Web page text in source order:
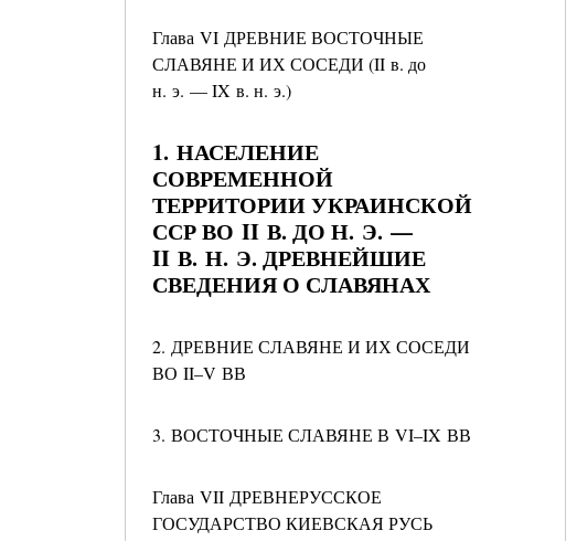
Глава VI ДРЕВНИЕ ВОСТОЧНЫЕ
СЛАВЯНЕ И ИХ СОСЕДИ (II в. до
н. э. — IX в. н. э.)
1. НАСЕЛЕНИЕ
СОВРЕМЕННОЙ
ТЕРРИТОРИИ УКРАИНСКОЙ
ССР ВО II В. ДО Н. Э. —
II В. Н. Э. ДРЕВНЕЙШИЕ
СВЕДЕНИЯ О СЛАВЯНАХ
2. ДРЕВНИЕ СЛАВЯНЕ И ИХ СОСЕДИ
ВО II–V ВВ
3. ВОСТОЧНЫЕ СЛАВЯНЕ В VI–IX ВВ
Глава VII ДРЕВНЕРУССКОЕ
ГОСУДАРСТВО КИЕВСКАЯ РУСЬ